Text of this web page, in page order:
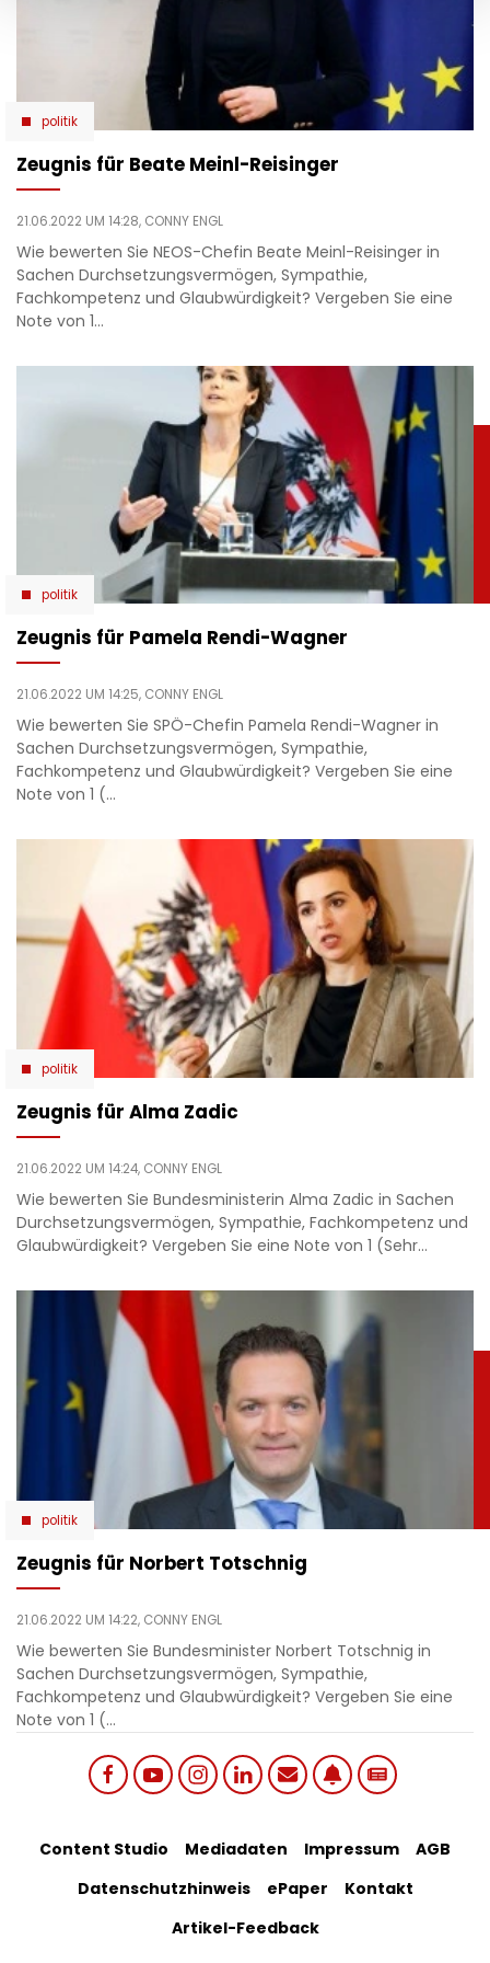
politik
Zeugnis für Beate Meinl-Reisinger
21.06.2022 UM 14:28, CONNY ENGL
Wie bewerten Sie NEOS-Chefin Beate Meinl-Reisinger in
Sachen Durchsetzungsvermögen, Sympathie,
Fachkompetenz und Glaubwürdigkeit? Vergeben Sie eine
Note von 1…
politik
Zeugnis für Pamela Rendi-Wagner
21.06.2022 UM 14:25, CONNY ENGL
Wie bewerten Sie SPÖ-Chefin Pamela Rendi-Wagner in
Sachen Durchsetzungsvermögen, Sympathie,
Fachkompetenz und Glaubwürdigkeit? Vergeben Sie eine
Note von 1 (…
politik
Zeugnis für Alma Zadic
21.06.2022 UM 14:24, CONNY ENGL
Wie bewerten Sie Bundesministerin Alma Zadic in Sachen
Durchsetzungsvermögen, Sympathie, Fachkompetenz und
Glaubwürdigkeit? Vergeben Sie eine Note von 1 (Sehr…
politik
Zeugnis für Norbert Totschnig
21.06.2022 UM 14:22, CONNY ENGL
Wie bewerten Sie Bundesminister Norbert Totschnig in
Sachen Durchsetzungsvermögen, Sympathie,
Fachkompetenz und Glaubwürdigkeit? Vergeben Sie eine
Note von 1 (…
links
menu
Footer
Bottom
Content Studio Mediadaten Impressum
AGB
Datenschutzhinweis
ePaper
Kontakt
Artikel-Feedback